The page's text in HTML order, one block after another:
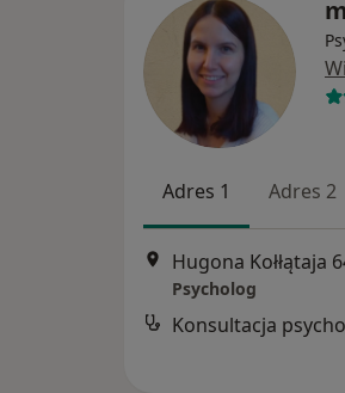
Adres 1 Adres 2
Hugona Kołłątaja
Psycholog
Konsultacja